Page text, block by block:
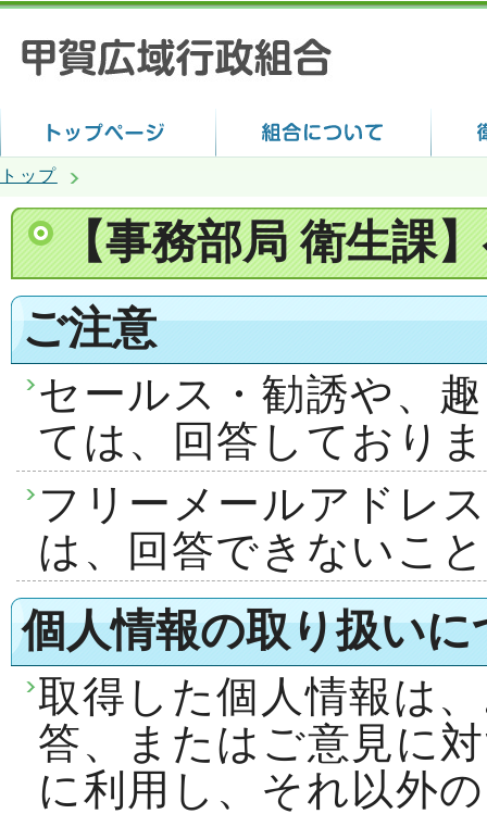
トップ
【事務部局 衛生課
ご注意
セールス・勧誘や、
ては、回答しており
フリーメールアドレ
は、回答できないこ
個人情報の取り扱いに
取得した個人情報は
答、またはご意見に
に利用し、それ以外